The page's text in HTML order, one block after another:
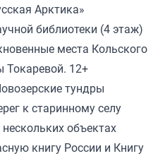
Арктика»
библиотеки (4 этаж)
места Кольского
Токаревой. 12+
тундры
к старинному селу
объектах
книгу России и Книгу